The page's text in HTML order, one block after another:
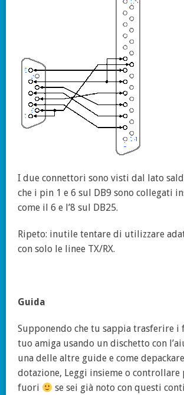
I due connettori sono visti dal lato
che i pin 1 e 6 sul DB9 sono collegati
come il 6 e l’8 sul DB25.
Ripeto: inutile tentare di utilizzare
con solo le linee TX/RX.
Guida
Supponendo che tu sappia trasferire i
tuo amiga usando un dischetto con
una delle altre guide e come
dotazione, Leggi insieme o
fuori
se sei già noto con questi